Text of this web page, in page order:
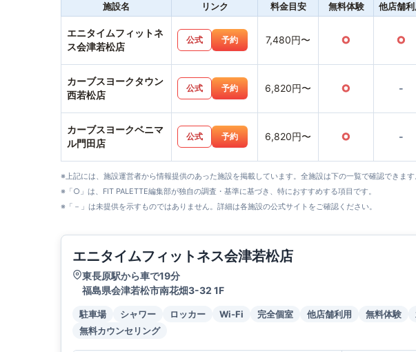
施設名 リンク 料金目安 無料体験 他店舗利
エニタイムフィットネ
ス会津若松店
公式 予約 7,480円〜 ○ ○
カーブスヨークタウン
西若松店
公式 予約 6,820円〜 ○ -
カーブスヨークベニマ
ル門田店
公式 予約 6,820円〜 ○ -
※上記には、施設運営者から情報提供のあった施設を掲載しています。全施設は下の一覧で確認できます
※「○」は、FIT PALETTE編集部が独自の調査・基準に基づき、特におすすめする項目です。
※「－」は未提供を示すものではありません。詳細は各施設の公式サイトをご確認ください。
エニタイムフィットネス会津若松店
東長原駅から車で19分
福島県会津若松市南花畑3-32 1F
駐車場 シャワー ロッカー Wi-Fi 完全個室 他店舗利用 無料体験
無料カウンセリング